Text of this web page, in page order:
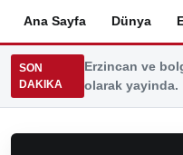
Ana Sayfa Dünya
SON
DAKIKA
Erzincan ve
olarak yayinda.